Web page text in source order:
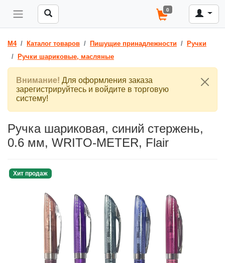
0
M4 Каталог товаров Пишущие принадлежности
Ручки
Ручки шариковые, масляные
Внимание! Для оформления заказа
зарегистрируйтесь и войдите в торговую
систему!
Ручка шариковая, синий стержень,
0.6 мм, WRITO-METER, Flair
Хит продаж